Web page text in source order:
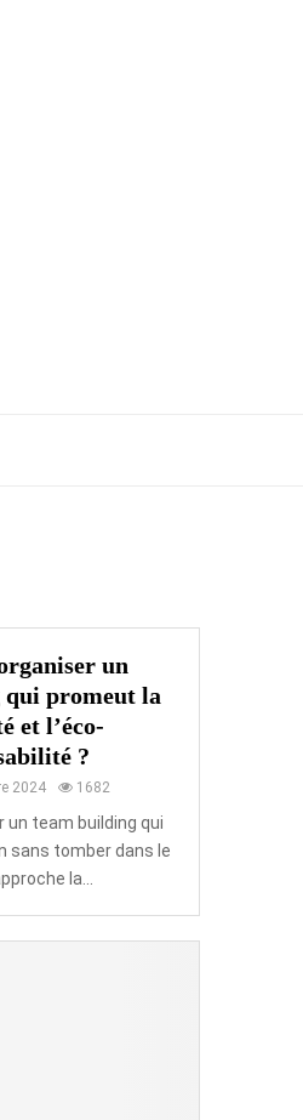
un
promeut la
et l’éco-
?
2024 1682
un team building qui
sans tomber dans le
la...